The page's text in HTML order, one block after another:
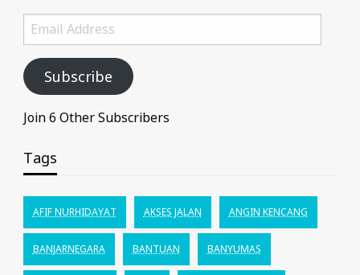
Email
Address
Subscribe
Join 6 Other Subscribers
Tags
AFIF NURHIDAYAT AKSES JALAN ANGIN KENCANG
BANJARNEGARA BANTUAN BANYUMAS